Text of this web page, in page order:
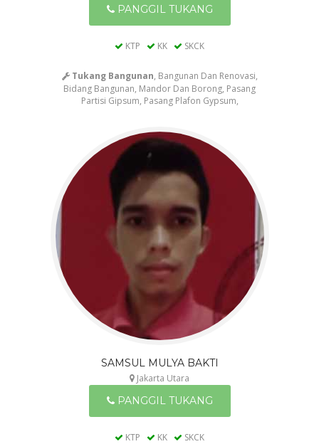
PANGGIL TUKANG
KTP KK SKCK
Tukang Bangunan, Bangunan Dan Renovasi,
Bidang Bangunan, Mandor Dan Borong, Pasang
Partisi Gipsum, Pasang Plafon Gypsum,
SAMSUL MULYA BAKTI
Jakarta Utara
PANGGIL TUKANG
KTP KK SKCK